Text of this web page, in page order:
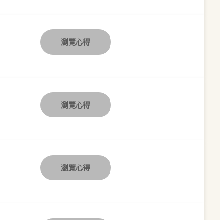
瀏覽心得
瀏覽心得
瀏覽心得